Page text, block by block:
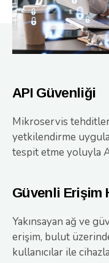
API Güvenliği
Mikroservis
yetkilendirme
tespit etme yoluyla
Güvenli Erişim
Yakınsayan ağ ve
erişim, bulut
kullanıcılar ile